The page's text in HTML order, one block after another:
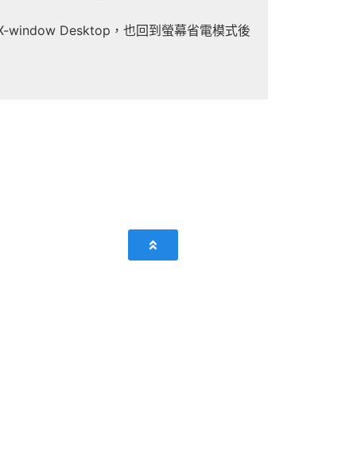
Desktop，也回到螢幕省電模式後